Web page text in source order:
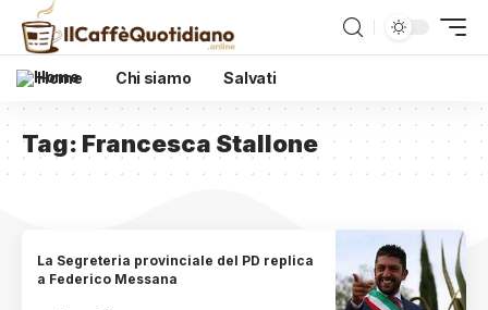
Home Chi siamo Salvati
Tag: Francesca Stallone
La Segreteria provinciale del PD replica
a Federico Messana